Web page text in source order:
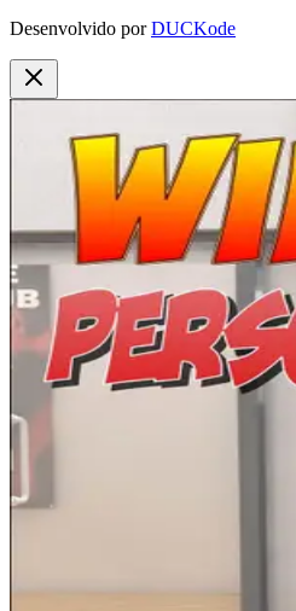
Desenvolvido por DUCKode